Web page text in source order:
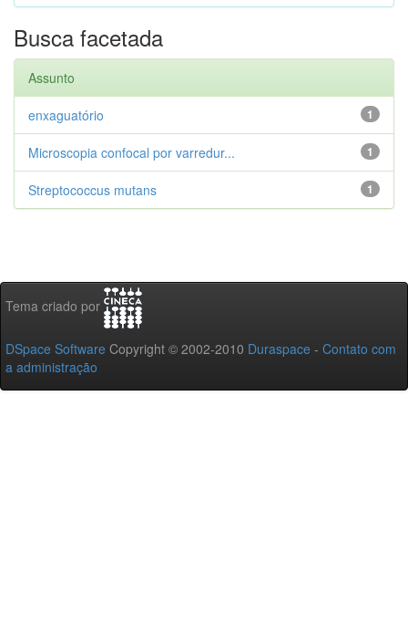
Busca facetada
Assunto
1
enxaguatório
1
Microscopia confocal por varredur...
1
Streptococcus mutans
Tema criado por
DSpace Software Copyright © 2002-2010 Duraspace - Contato com
a administração